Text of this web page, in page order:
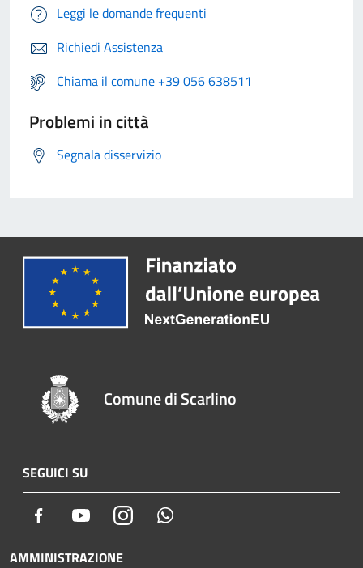
Leggi le domande frequenti
Richiedi Assistenza
Chiama il comune +39 056 638511
Problemi in città
Segnala disservizio
Comune di Scarlino
SEGUICI SU
Facebook YoutubeInstagram
AMMINISTRAZIONE